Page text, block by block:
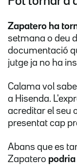
Zapatero ha
setmana o deu
documentació
jutge ja no ha
Calama vol
a Hisenda.
acreditar el seu
presentat cap
Abans que es
Zapatero